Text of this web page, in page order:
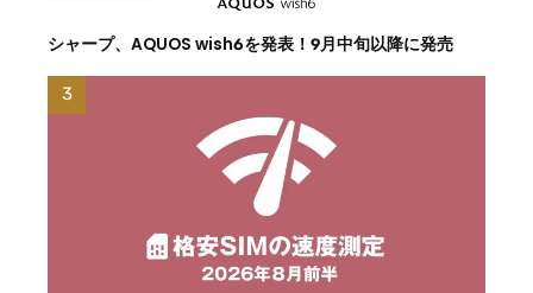
シャープ、AQUOS wish6を発表！9月中旬以降に発売